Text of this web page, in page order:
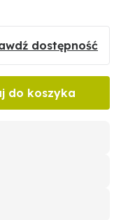
dostępność
do koszyka